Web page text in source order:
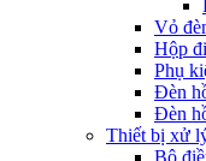
Vỏ
Hộp
Phụ
Đèn
Đèn
Thiết bị xử
Bộ